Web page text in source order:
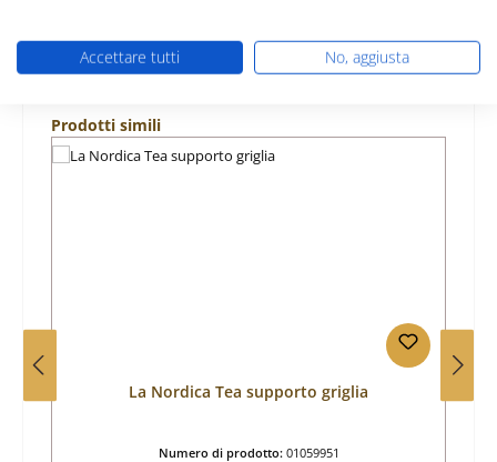
Salta la galleria dei prodotti
Prodotti simili
La Nordica Tea supporto griglia
Numero di prodotto: 01059951
Accettare tutti No, aggiusta